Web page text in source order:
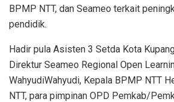
BPMP NTT, dan Seameo terkait
pendidik.
Hadir pula Asisten 3 Setda Kota
Direktur Seameo Regional Open
WahyudiWahyudi, Kepala BPMP NTT
NTT, para pimpinan OPD Pemkab/